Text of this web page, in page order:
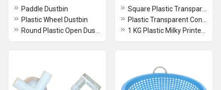
Paddle Dustbin
Plastic Wheel Dustbin